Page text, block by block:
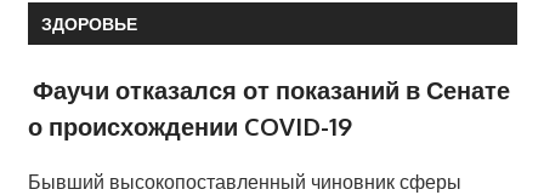
ЗДОРОВЬЕ
Фаучи отказался от показаний в Сенате
о происхождении COVID-19
Бывший высокопоставленный чиновник сферы